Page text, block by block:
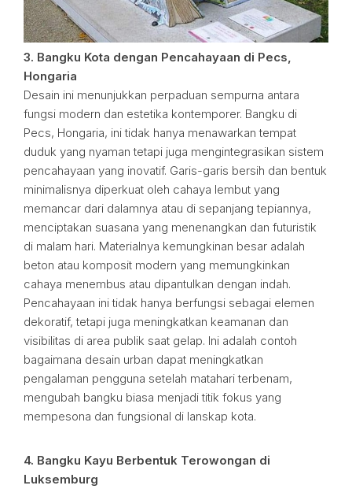
3. Bangku Kota dengan Pencahayaan di Pecs,
Hongaria
Desain ini menunjukkan perpaduan sempurna antara
fungsi modern dan estetika kontemporer. Bangku di
Pecs, Hongaria, ini tidak hanya menawarkan tempat
duduk yang nyaman tetapi juga mengintegrasikan sistem
pencahayaan yang inovatif. Garis-garis bersih dan bentuk
minimalisnya diperkuat oleh cahaya lembut yang
memancar dari dalamnya atau di sepanjang tepiannya,
menciptakan suasana yang menenangkan dan futuristik
di malam hari. Materialnya kemungkinan besar adalah
beton atau komposit modern yang memungkinkan
cahaya menembus atau dipantulkan dengan indah.
Pencahayaan ini tidak hanya berfungsi sebagai elemen
dekoratif, tetapi juga meningkatkan keamanan dan
visibilitas di area publik saat gelap. Ini adalah contoh
bagaimana desain urban dapat meningkatkan
pengalaman pengguna setelah matahari terbenam,
mengubah bangku biasa menjadi titik fokus yang
mempesona dan fungsional di lanskap kota.
4. Bangku Kayu Berbentuk Terowongan di
Luksemburg